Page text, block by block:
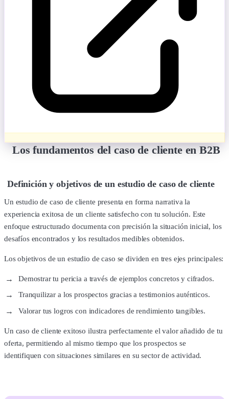
Los fundamentos del caso de cliente en B2B
Definición y objetivos de un estudio de caso de cliente
Un estudio de caso de cliente presenta en forma narrativa la
experiencia exitosa de un cliente satisfecho con tu solución. Este
enfoque estructurado documenta con precisión la situación inicial, los
desafíos encontrados y los resultados medibles obtenidos.
Los objetivos de un estudio de caso se dividen en tres ejes principales:
Demostrar tu pericia a través de ejemplos concretos y cifrados.
Tranquilizar a los prospectos gracias a testimonios auténticos.
Valorar tus logros con indicadores de rendimiento tangibles.
Un caso de cliente exitoso ilustra perfectamente el valor añadido de tu
oferta, permitiendo al mismo tiempo que los prospectos se
identifiquen con situaciones similares en su sector de actividad.